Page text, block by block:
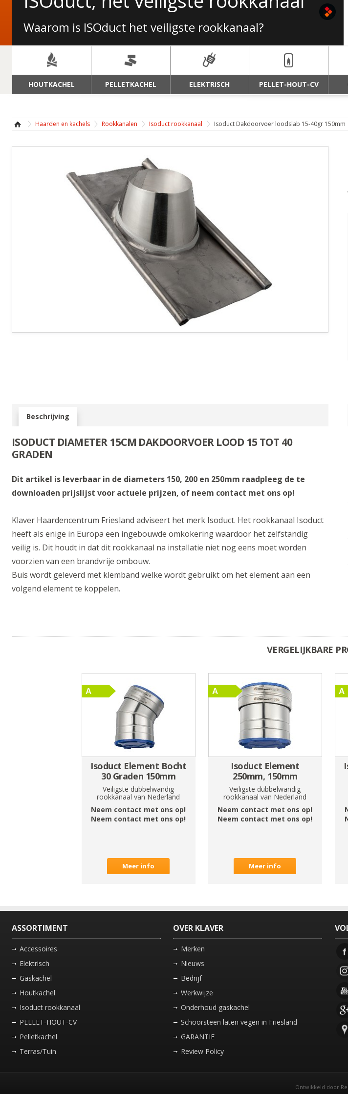
Waarom is ISOduct het veiligste rookkanaal?
NAVIGATIE
HOUTKACHEL PELLETKACHEL ELEKTRISCH PELLET-HOUT-CV
Haarden en kachels Rookkanalen Isoduct rookkanaal Isoduct Dakdoorvoer loodslab 15-40gr 150mm
Beschrijving
ISODUCT DIAMETER 15CM DAKDOORVOER LOOD 15 TOT 40
GRADEN
Dit artikel is leverbaar in de diameters 150, 200 en 250mm raadpleeg de te
downloaden prijslijst voor actuele prijzen, of neem contact met ons op!
Klaver Haardencentrum Friesland adviseert het merk Isoduct. Het rookkanaal Isoduct
heeft als enige in Europa een ingebouwde omkokering waardoor het zelfstandig
veilig is. Dit houdt in dat dit rookkanaal na installatie niet nog eens moet worden
voorzien van een brandvrije ombouw.
Buis wordt geleverd met klemband welke wordt gebruikt om het element aan een
volgend element te koppelen.
VERGELIJKBARE
Isoduct Element Bocht
30 Graden 150mm
Veiligste dubbelwandig
rookkanaal van Nederland
Neem contact met ons op!
Neem contact met ons op!
Meer info
Isoduct Element
250mm, 150mm
Veiligste dubbelwandig
rookkanaal van Nederland
Neem contact met ons op!
Neem contact met ons op!
Meer info
ASSORTIMENT
Accessoires
Elektrisch
Gaskachel
Houtkachel
Isoduct rookkanaal
PELLET-HOUT-CV
Pelletkachel
Terras/Tuin
OVER KLAVER
Merken
Nieuws
Bedrijf
Werkwijze
Onderhoud gaskachel
Schoorsteen laten vegen in Friesland
GARANTIE
Review Policy
Ontwikkeld door